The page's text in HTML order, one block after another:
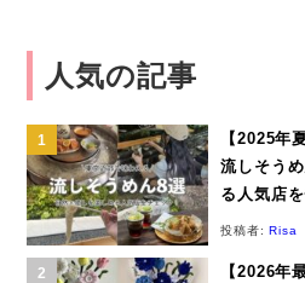
人気の記事
【2025年
流しそう
る人気店
投稿者:Risa
【2026年